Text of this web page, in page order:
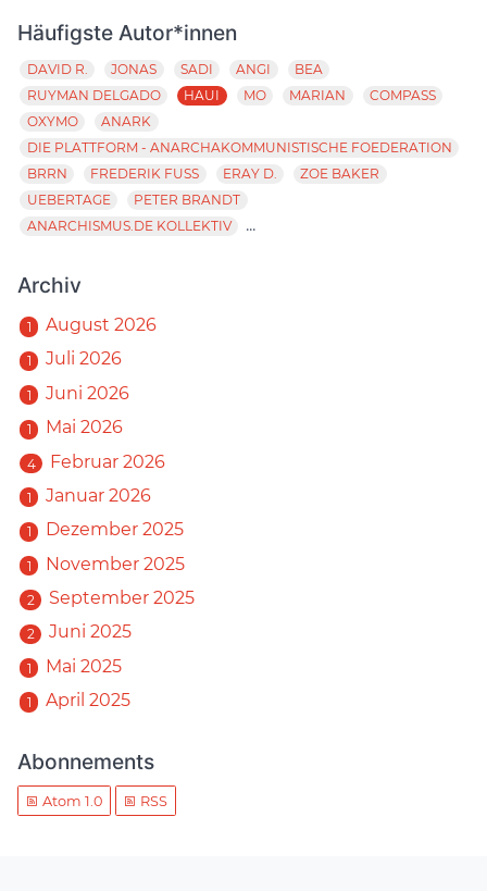
Häufigste Autor*innen
DAVID R. JONAS SADI ANGI
BEA
RUYMAN DELGADO
HAUI MO MARIAN
COMPASS
OXYMO
ANARK
DIE PLATTFORM - ANARCHAKOMMUNISTISCHE FOEDERATION
BRRN
FREDERIK FUSS ERAY D.
ZOE BAKER
UEBERTAGE
PETER BRANDT
ANARCHISMUS.DE KOLLEKTIV
...
Archiv
1 August 2026
1 Juli 2026
1 Juni 2026
1 Mai 2026
4 Februar 2026
1 Januar 2026
1 Dezember 2025
1 November 2025
2 September 2025
2 Juni 2025
1 Mai 2025
1 April 2025
Abonnements
Atom 1.0 RSS